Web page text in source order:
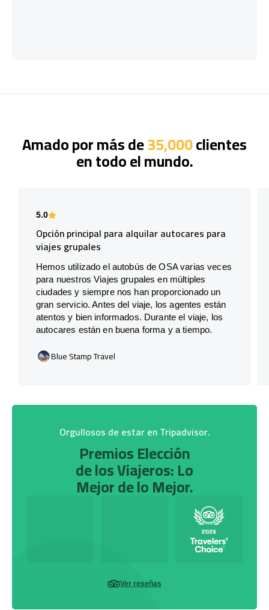
Amado por más de35,000clientes
en todo el mundo.
5.0
Opción principal para alquilar autocares para
viajes grupales
Hemos utilizado el autobús de OSA varias veces
para nuestros Viajes grupales en múltiples
ciudades y siempre nos han proporcionado un
gran servicio. Antes del viaje, los agentes están
atentos y bien informados. Durante el viaje, los
autocares están en buena forma y a tiempo.
Blue Stamp Travel
Orgullosos de estar en Tripadvisor.
Premios Elección
de los Viajeros: Lo
Mejor de lo Mejor.
Ver reseñas